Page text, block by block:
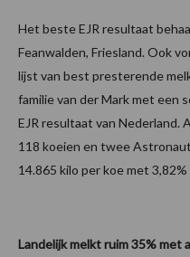
Het beste EJR resultaat
Feanwalden, Friesland. Ook
lijst van best presterende
familie van der Mark met een
EJR resultaat van Nederland.
118 koeien en twee
14.865 kilo per koe met
Landelijk melkt ruim 35% met